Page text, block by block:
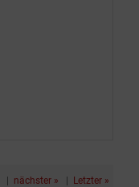
nächster » Letzter »